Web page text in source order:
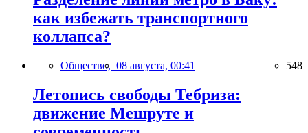
как избежать транспортного
коллапса?
Общество, 08 августа, 00:41 548
Летопись свободы Тебриза:
движение Мешруте и